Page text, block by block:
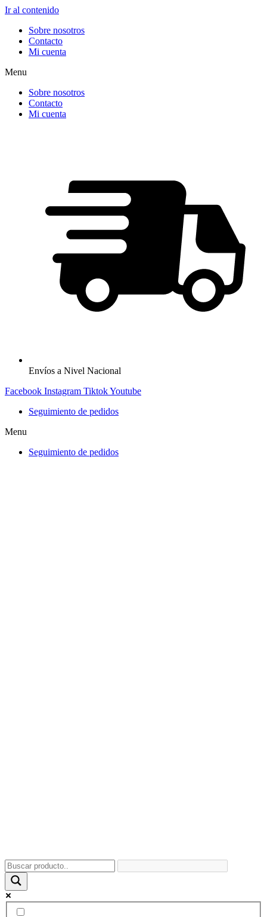
Ir al contenido
Sobre nosotros
Contacto
Mi cuenta
Menu
Sobre nosotros
Contacto
Mi cuenta
Envíos a Nivel Nacional
Facebook Instagram TiktokYoutube
Seguimiento de pedidos
Menu
Seguimiento de pedidos